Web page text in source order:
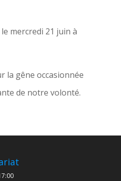
mercredi 21 juin à
la gêne occasionnée
de notre volonté.